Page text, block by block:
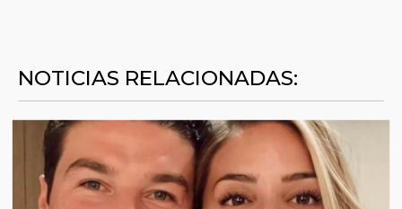
NOTICIAS RELACIONADAS: